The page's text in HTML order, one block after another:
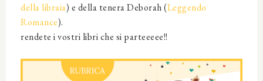
della libraia) e della tenera Deborah (Leggendo
Romance).
rendete i vostri libri che si parteeeee!!